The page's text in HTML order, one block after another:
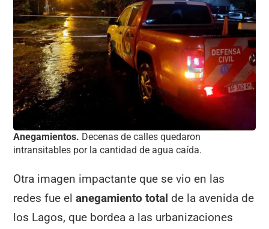
Anegamientos. Decenas de calles quedaron
intransitables por la cantidad de agua caída.
Otra imagen impactante que se vio en las
redes fue elanegamiento total de la avenida de
los Lagos, que bordea a las urbanizaciones